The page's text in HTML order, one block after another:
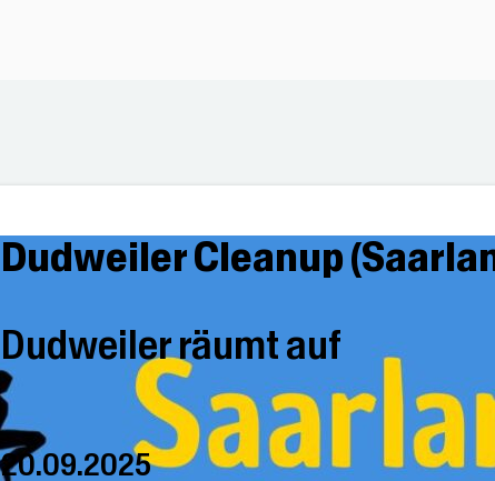
Dudweiler Cleanup
Dudweiler räumt auf
20.09.2025